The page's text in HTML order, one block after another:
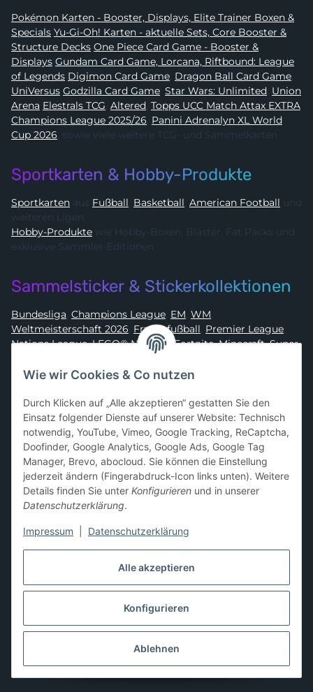
Pokémon Karten - Booster, Displays, Elite Trainer Boxen &
Specials Yu-Gi-Oh! Karten - aktuelle Sets, Core Booster &
Structure Decks One Piece Card Game - Booster &
Displays Gundam Card Game, Lorcana, Riftbound: League
of Legends
Digimon Card Game, Dragon Ball Card Game,
UniVersus
Godzilla Card Game, Star Wars: Unlimited, Union
Arena
Elestrals TCG, Altered, Topps UCC Match Attax EXTRA
Champions League 2025/26, Panini Adrenalyn XL World
Cup 2026, sowie viele weitere TCG- und Sammelkarten
Sportkarten & Hobby-Produkte
Sportkarten aus Fußball, Basketball, American Football und
weiteren Ligen
Hobby-Produkte
exklusive Sammler-Editionen
Sammelsticker & Stickerkollektionen
Bundesliga, Champions League, EM, WM,
Weltmeisterschaft 2026, Frauenfußball, Premier League,
Nations League, LEGO® Ninjago Fortnite,Minecraft,Super
Asterix
Sammelkarten-Zubehör &
Schutzprodukte
Card Sleeves, Penny Sleeves, Premium Sleeves,Toploader
Magnetic Holder, Sammelalben / Binder / Pocket Pages
Deckboxen ,Playmats undAufbewahrungslösungen
Vertrag widerrufen
* Alle Preise inkl. gesetzlicher USt., zzgl.Versand
** Differenzbesteuerung gemäß § 25a UStG,
Alle akzeptieren
Konfigurieren
Ablehnen
Wie wir Cookies & Co nutzen
Durch Klicken auf „Alle akzeptieren“ gestatten Sie den
Einsatz folgender Dienste auf unserer Website: Technisch
notwendig, YouTube, Vimeo, Google Tracking, ReCaptcha,
Doofinder, Google Analytics, Google Ads, Google Tag
Manager, Brevo, abocloud. Sie können die Einstellung
jederzeit ändern (Fingerabdruck-Icon links unten). Weitere
Details finden Sie unter Konfigurieren und in unserer
Datenschutzerklärung.
Impressum Datenschutzerklärung